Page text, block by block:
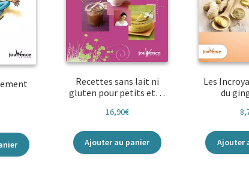
Recettes sans lait ni
gluten pour petits et…
16,90€
Ajouter au panier
Les
du
Ajouter